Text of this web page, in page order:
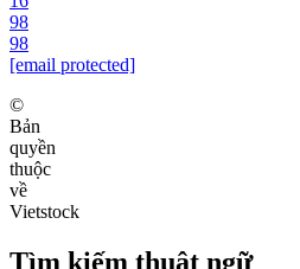
98
98
[email protected]
©
Bản
quyền
thuộc
về
Vietstock
Tìm kiếm thuật ngữ